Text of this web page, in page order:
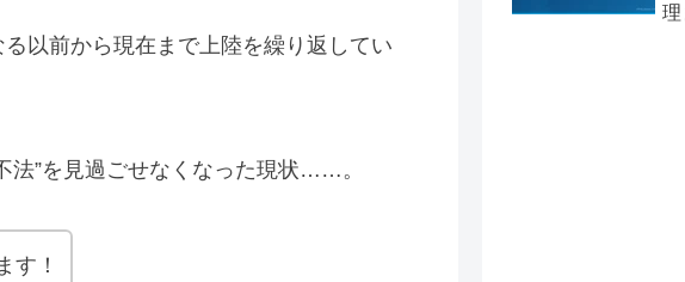
以前から現在まで上陸を繰り返してい
法”を見過ごせなくなった現状……。
す！
理